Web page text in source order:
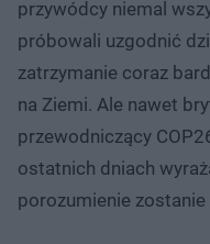
przywódcy niemal
próbowali uzgodnić
zatrzymanie coraz
na Ziemi. Ale nawet
przewodniczący
ostatnich dniach
porozumienie